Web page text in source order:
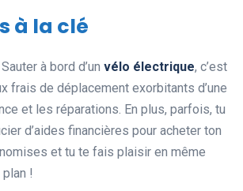
à la clé
à bord d’un vélo électrique, c’est
frais de déplacement exorbitants d’une
et les réparations. En plus, parfois, tu
d’aides financières pour acheter ton
et tu te fais plaisir en même
!